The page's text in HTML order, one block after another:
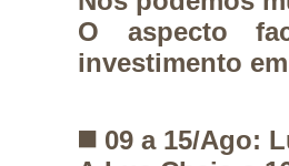
O aspecto
investimento
◼️ 09 a 15/Ago: